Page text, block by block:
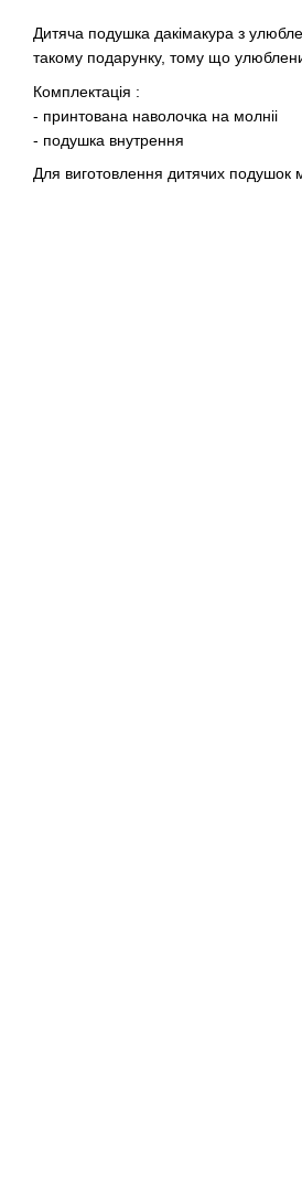
Дитяча подушка дакімакура з
такому подарунку, тому що
Комплектація :
- принтована наволочка на молніі
- подушка внутрення
Для виготовлення дитячих подушок